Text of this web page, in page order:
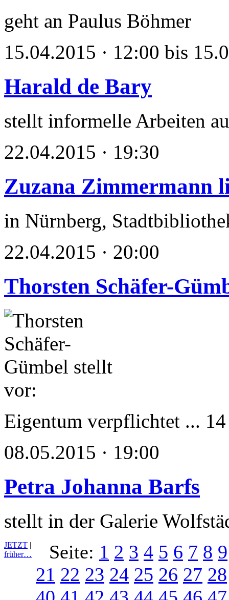
geht an Paulus Böhmer
15.04.2015 · 12:00 bis
Harald de Bary
stellt informelle Arbeiten
22.04.2015 · 19:30
Zuzana Zimmermann
in Nürnberg,
22.04.2015 · 20:00
Thorsten Schäfer-
Eigentum verpflichtet ...
08.05.2015 · 19:00
Petra Johanna Barfs
stellt in der Galerie
JETZT |
früher…
Seite: 1 2 3 4 5 6 7 8 9
21 22 23 24 25 26 27 28